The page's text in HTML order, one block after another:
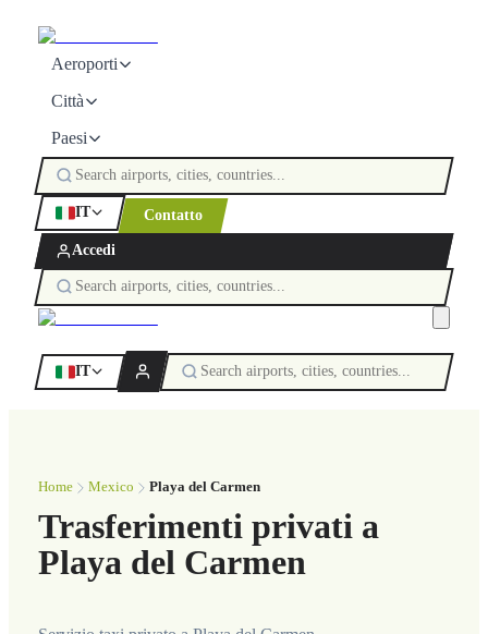
Aeroporti
Città
Paesi
IT Contatto
Accedi
IT
Home Mexico Playa del Carmen
Trasferimenti privati a
Playa del Carmen